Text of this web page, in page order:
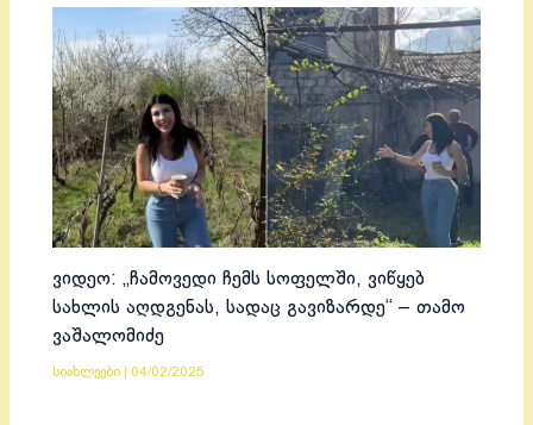
ვიდეო: „ჩამოვედი ჩემს სოფელში, ვიწყებ
სახლის აღდგენას, სადაც გავიზარდე“ – თამო
ვაშალომიძე
სიახლეები 04/02/2025